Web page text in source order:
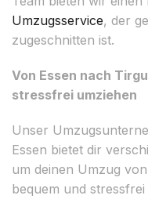
Umzugsservice, der
zugeschnitten ist.
Von Essen nach
stressfrei umziehen
Unser
Essen bietet dir
um deinen Umzug
bequem und